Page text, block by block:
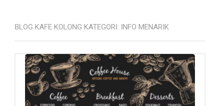
BLOG KAFE KOLONG KATEGORI: INFO MENARIK